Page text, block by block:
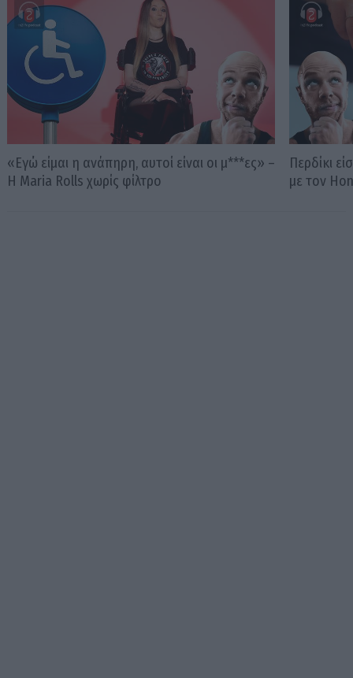
«Εγώ είμαι η ανάπηρη, αυτοί είναι οι μ***ες» –
Η Maria Rolls χωρίς φίλτρο
Περδίκι
με τον